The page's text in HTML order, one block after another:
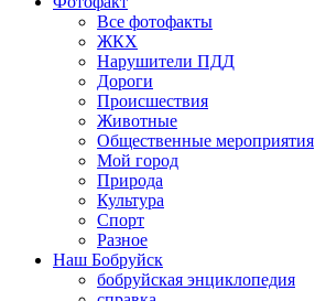
Все фотофакты
ЖКХ
Нарушители ПДД
Дороги
Происшествия
Животные
Общественные мероприятия
Мой город
Природа
Культура
Спорт
Разное
Наш Бобруйск
бобруйская энциклопедия